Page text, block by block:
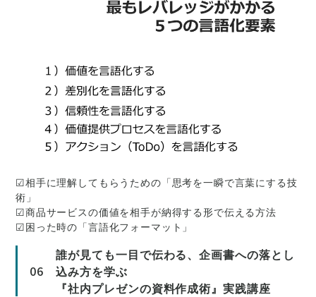
☑相手に理解してもらうための「思考を一瞬で言葉にする技
術」
☑商品サービスの価値を相手が納得する形で伝える方法
☑困った時の「言語化フォーマット」
06
誰が見ても一目で伝わる、企画書への落とし
込み方を学ぶ
『社内プレゼンの資料作成術』実践講座